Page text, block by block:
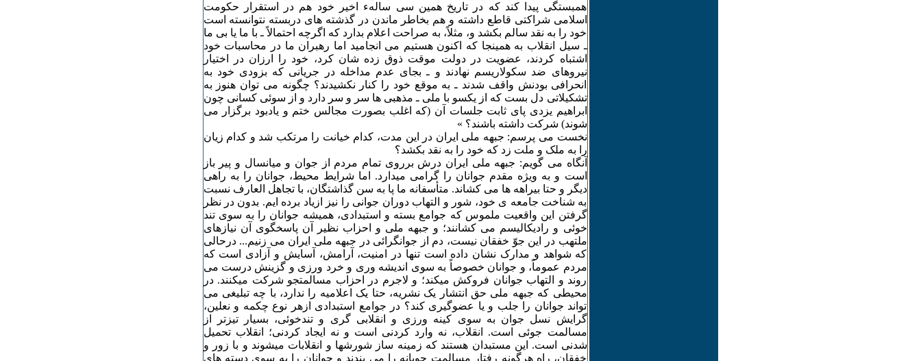
همبستگی پیدا کند که در تاریخ همین سی سالهء اخیر خود هم در استقرار حکومت
اسلامی شراکتی قاطع داشته و هم بخاطر ماندن در گذشته های دربسته نتوانسته است
خود را به نقد سالم بکشد و، مثلاً، به صراحت اعلام بدارد که اگرچه احتمالاً ـ با ما یا بی ما
ـ سیل انقلاب به همینجا که اکنون هستیم می انجامید اما رهبران ما در محاسبات خود
اشتباه کردند، عضویت در دولت موقت ذوق زده شان کرد، خود را ارزان در اختیار
نیروهای ضد سکولاریسم نهادند و ـ بجای عدم مداخله در جریانی که بزودی خود به
انحرافی بودنش واقف شدند ـ به موقع خود را کنار نکشیدند؟ چگونه می توان هنوز به
تشکیلاتی دل بست که از یکسو با ملی ـ مذهبی ها سر و سر دارد و از سوئی کسانی چون
ابراهیم یزدی پای ثابت جلسات آن (که اغلب بصورت مجالس ختم و یادبود برگزار می
شوند) شرکت داشته باشند؟ »
نخست می پرسم: جبهه ملی ایران در این مدت، کدام خیانت را مرتکب شد و کدام زیان
را به ملک و ملت زد که خود را به نقد بکشد؟
آنگاه می گویم: جبهه ملی ایران درش برروی تمام مردم از جوان و میانسال و پیر باز
است و به ویژه مقدم جوانان را گرامی میدارد. اما شرایط محیط، جوانان را به راهی
دیگر و حتا بیراهه ها می کشاند. متأسفانه ما پا به سن گذاشتگان، با تجاهل العارف نسبت
به شناخت جامعه ی خود، شور و التهاب دوران جوانی را نیز ازیاد برده ایم. بدون در نظر
گرفتن این واقعیت ملموس که جوامع بسته و استبدادی، همیشه جوانان را به سوی تند
خوئی و رادیکالیسم می کشانند؛ و جبهه ملی و احزاب نظیر آن پاسخگوی آن نیازهای
ملتهب در این جوّ خفقان نیست، دم از جوانگرائی در جبهه ملی ایران می زنیم... درحالی
که شواهد و مدارک نشان داده است تنها در امنیت، آرامش، آسایش و آزادی است که
مردم عموماً، و جوانان خصوصاً به سوی اندیشه وری و خرد ورزی و گزینش درست می
روند و التهاب جوانان فروکش میکند؛ و لاجرم در احزاب مسالمتجو شرکت میکنند. در
محیطی که جبهه ملی حق انتشار یک نشریه، حتا یک اعلامیه را ندارد، با چه تبلیغی می
تواند جوانان را جلب و یا عضوگیری کند؟ در جوامع استبدادی ازهر نوع چکمه و نعلین،
گرایش نسل جوان به سوی کینه ورزی و انقلابی گری و تندخوئی، بسیار تیزتر از
مسالمت جوئی است. انقلاب، نه وارد کردنی است و نه ایجاد کردنی؛ انقلاب تحمیل
شدنی است. این مستبدان هستند که زمینه ساز شورشها و انقلابات میشوند و با زور و
خفقان، راه هرگونه رفتار مسالمت جویانه را می بندند و جوانان را به سوی دسته های